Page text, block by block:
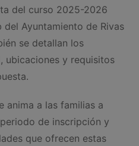
del curso 2025-2026
Ayuntamiento de Rivas
se detallan los
ubicaciones y requisitos
anima a las familias a
de inscripción y
que ofrecen estas